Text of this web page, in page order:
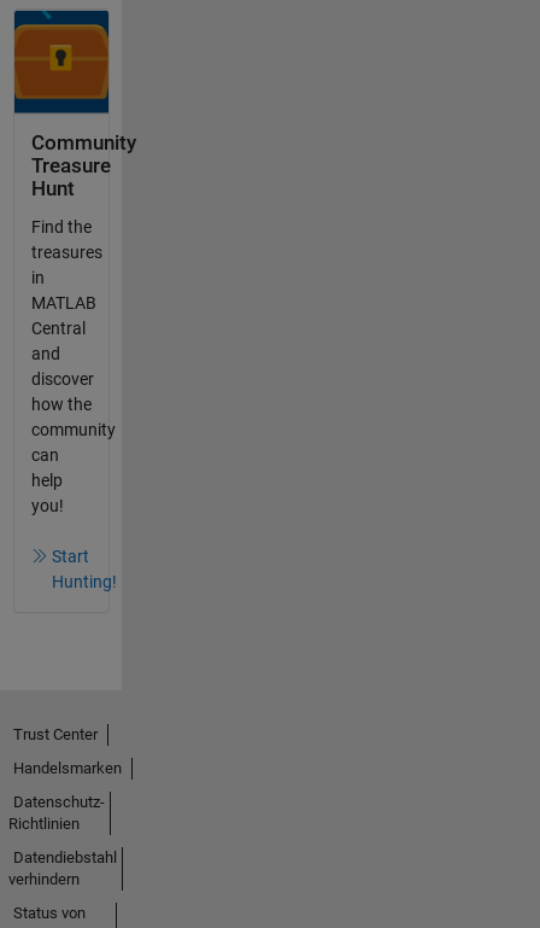
Community
Treasure
Hunt
Find the
treasures
in
MATLAB
Central
and
discover
how the
community
can
help
you!
Start
Hunting!
Trust Center
Handelsmarken
Datenschutz-
Richtlinien
Datendiebstahl
verhindern
Status von